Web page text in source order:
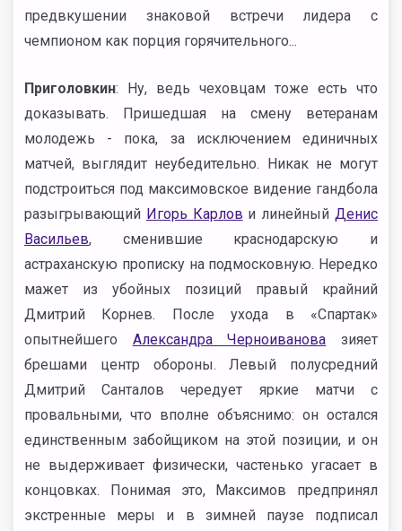
предвкушении знаковой встречи лидера с
чемпионом как порция горячительного...
Приголовкин: Ну, ведь чеховцам тоже есть что
доказывать. Пришедшая на смену ветеранам
молодежь - пока, за исключением единичных
матчей, выглядит неубедительно. Никак не могут
подстроиться под максимовское видение гандбола
разыгрывающий Игорь Карлов и линейныйДенис
Васильев, сменившие краснодарскую и
астраханскую прописку на подмосковную. Нередко
мажет из убойных позиций правый крайний
Дмитрий Корнев. После ухода в «Спартак»
опытнейшего Александра Черноиванова зияет
брешами центр обороны. Левый полусредний
Дмитрий Санталов чередует яркие матчи с
провальными, что вполне объяснимо: он остался
единственным забойщиком на этой позиции, и он
не выдерживает физически, частенько угасает в
концовках. Понимая это, Максимов предпринял
экстренные меры и в зимней паузе подписал